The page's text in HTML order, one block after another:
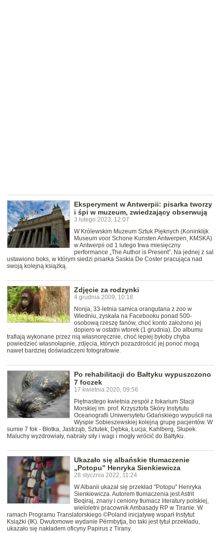
Eksperyment w Antwerpii: pisarka tworzy
i śpi w muzeum, zwiedzający obserwują
3 lutego 2023, 12:07
W Królewskim Muzeum Sztuk Pięknych (Koninklijk
Museum voor Schone Kunsten Antwerpen, KMSKA)
w Antwerpii od 1 lutego trwa miesięczny
performance „The Author is Present”. Na jednej z sal
ustawiono boks, w którym siedzi pisarka Saskia De Coster pracująca nad
swoją kolejną książką.
Zdjęcie za rodzynki
4 grudnia 2009, 10:18
Nonja, 33-letnia samica orangutana z zoo w
Wiedniu, zyskała na Facebooku ponad 500-
osobową rzeszę fanów, choć konto założono jej
dopiero w ostatni wtorek (1 grudnia). Do albumu
trafiają wykonane przez nią własnoręcznie, choć lepiej byłoby chyba
powiedzieć własnołapnie, zdjęcia, których pozazdrościć jej ponoć mogą
nawet bardziej doświadczeni fotografowie.
Po rehabilitacji do Bałtyku wypuszczono
7 foczek
17 kwietnia 2020, 09:56
Piętnastego kwietnia zespół z fokarium Stacji
Morskiej im. prof. Krzysztofa Skóry Instytutu
Oceanografii Uniwersytetu Gdańskiego wypuścił na
Wyspie Sobieszewskiej kolejną grupę pacjentów. W
sumie 7 fok - Błotka, Jastrząb, Sztutek, Dębka, Łucja, Kahlberg, Słupek.
Maluchy wyzdrowiały, nabrały siły i wagi i mogły wrócić do Bałtyku.
Ukazało się albańskie tłumaczenie
„Potopu” Henryka Sienkiewicza
28 stycznia 2022, 11:24
W Albanii ukazał się przekład "Potopu" Henryka
Sienkiewicza. Autorem tłumaczenia jest Astrit
Beqiraj, znany i ceniony tłumacz literatury polskiej,
wieloletni pracownik Ambasady RP w Tiranie. W
ramach Programu Translatorskiego ©Poland inicjatywę wsparł Instytut
Książki (IK). Dwutomowe wydanie Përmbytja, bo taki jest tytuł przekładu,
ukazało się nakładem oficyny Papirus z Tirany.